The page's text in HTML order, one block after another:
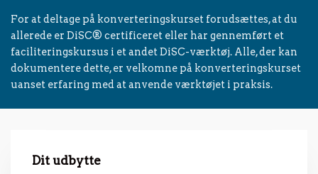
For at deltage på konverteringskurset forudsættes, at du
allerede er DiSC® certificeret eller har gennemført et
faciliteringskursus i et andet DiSC-værktøj. Alle, der kan
dokumentere dette, er velkomne på konverteringskurset
uanset erfaring med at anvende værktøjet i praksis.
Dit udbytte